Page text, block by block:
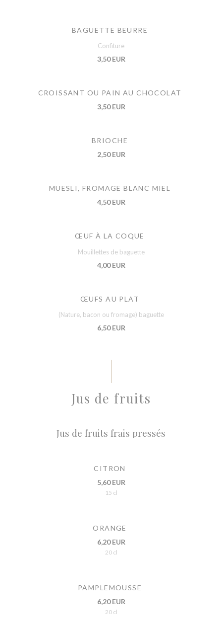
BAGUETTE BEURRE
Confiture
3,50 EUR
CROISSANT OU PAIN AU CHOCOLAT
3,50 EUR
BRIOCHE
2,50 EUR
MUESLI, FROMAGE BLANC MIEL
4,50 EUR
ŒUF À LA COQUE
Mouillettes de baguette
4,00 EUR
ŒUFS AU PLAT
(Nature, bacon ou fromage) baguette
6,50 EUR
Jus de fruits
Jus de fruits frais pressés
CITRON
5,60 EUR
15 cl
ORANGE
6,20 EUR
20 cl
PAMPLEMOUSSE
6,20 EUR
20 cl